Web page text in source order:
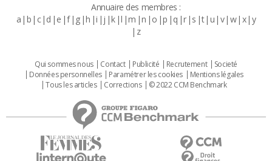
Annuaire des membres :
a b c d e f g h i j k l m n o p q r s t u v w x y
z
Qui sommes nous Contact Publicité Recrutement
Societé
Données personnelles
Paramétrer les cookies
Mentions légales
Tous les articles
Corrections © 2022 CCM Benchmark